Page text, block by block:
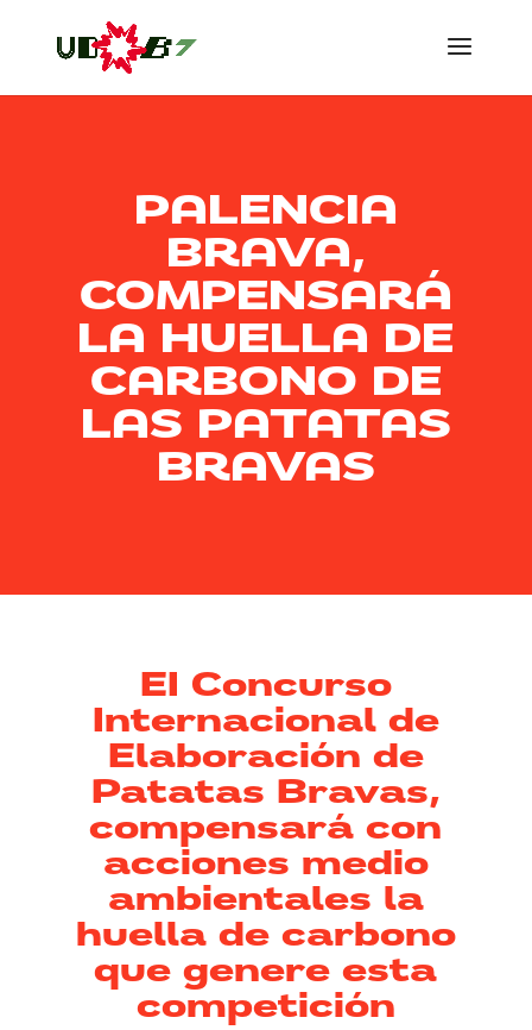
PALENCIA
BRAVA,
COMPENSARÁ
LA HUELLA DE
CARBONO DE
LAS PATATAS
BRAVAS
EI Concurso
Internacional de
Elaboración de
Patatas Bravas,
compensará con
acciones medio
ambientales la
huella de carbono
que genere esta
competición